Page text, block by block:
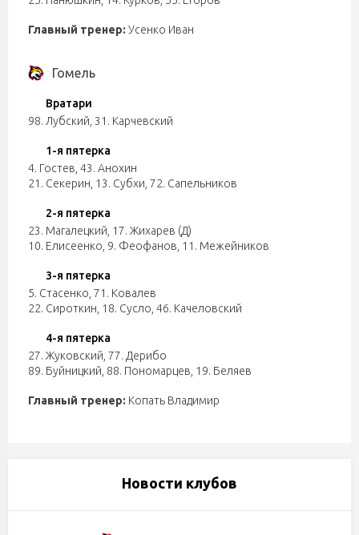
Главный тренер: Усенко Иван
Гомель
Вратари
98. Лубский 31. Карчевский
1-я пятерка
4. Гостев 43. Анохин
21. Секерин 13. Субхи 72. Сапельников
2-я пятерка
23. Магалецкий 17. Жихарев (Д)
10. Елисеенко 9. Феофанов 11. Межейников
3-я пятерка
5. Стасенко 71. Ковалев
22. Сироткин 18. Сусло 46. Качеловский
4-я пятерка
27. Жуковский 77. Дерибо
89. Буйницкий 88. Пономарцев 19. Беляев
Главный тренер: Копать Владимир
Новости клубов